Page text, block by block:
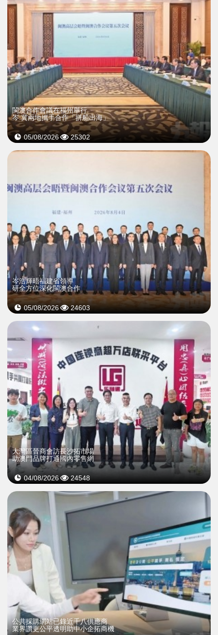
閩澳合作會議在福州舉行
岑:冀兩地攜手合作「拼船出海」
05/08/2026 25302
岑浩輝晤福建省領導
研全方位深化閩澳合作
05/08/2026 24603
大灣區晉商會訪長沙拓市場
助澳門品牌打通國內零售網
04/08/2026 24548
公共採購網站已錄近千八供應商
業界讚更公平透明助中小企拓商機